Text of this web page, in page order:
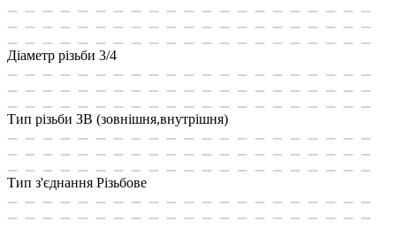
Діаметр різьби 3/4
Тип різьби ЗВ (зовнішня,внутрішня)
Тип з'єднання Різьбове